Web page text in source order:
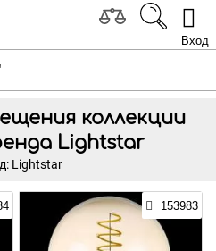
Вход
коллекции
Lightstar
Lightstar
153983